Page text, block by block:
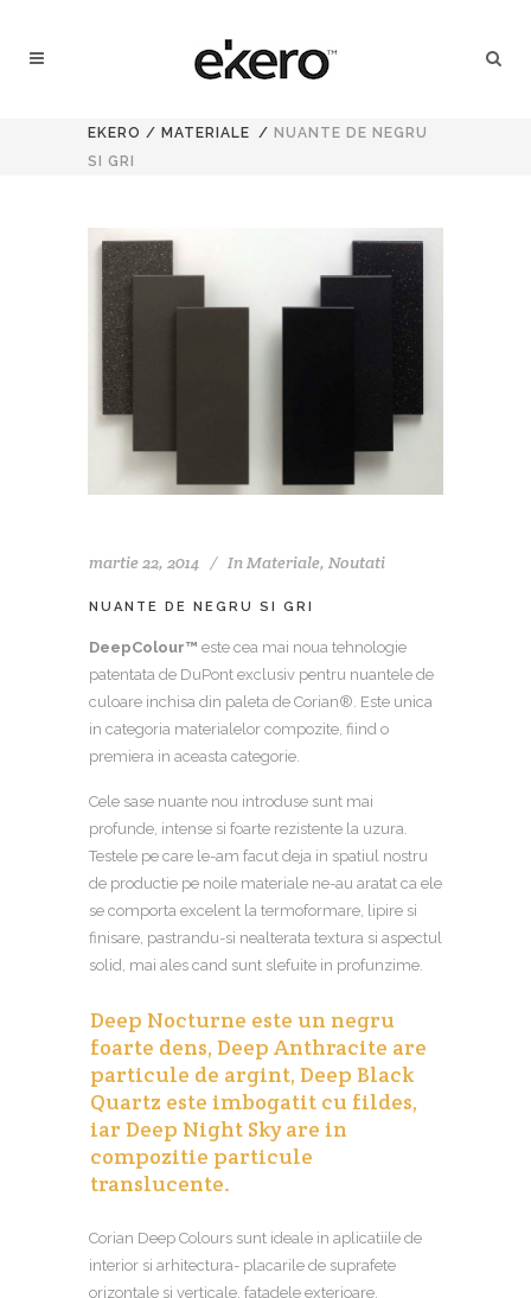
EKERO / MATERIALE / NUANTE DE NEGRU
SI GRI
martie 22, 2014 InMateriale, Noutati
NUANTE DE NEGRU SI GRI
DeepColour™ este cea mai noua tehnologie
patentata de DuPont exclusiv pentru nuantele de
culoare inchisa din paleta de Corian®. Este unica
in categoria materialelor compozite, fiind o
premiera in aceasta categorie.
Cele sase nuante nou introduse sunt mai
profunde, intense si foarte rezistente la uzura.
Testele pe care le-am facut deja in spatiul nostru
de productie pe noile materiale ne-au aratat ca ele
se comporta excelent la termoformare, lipire si
finisare, pastrandu-si nealterata textura si aspectul
solid, mai ales cand sunt slefuite in profunzime.
Deep Nocturne este un negru
foarte dens, Deep Anthracite are
particule de argint, Deep Black
Quartz este imbogatit cu fildes,
iar Deep Night Sky are in
compozitie particule
translucente.
Corian Deep Colours sunt ideale in aplicatiile de
interior si arhitectura- placarile de suprafete
orizontale si verticale, fatadele exterioare,